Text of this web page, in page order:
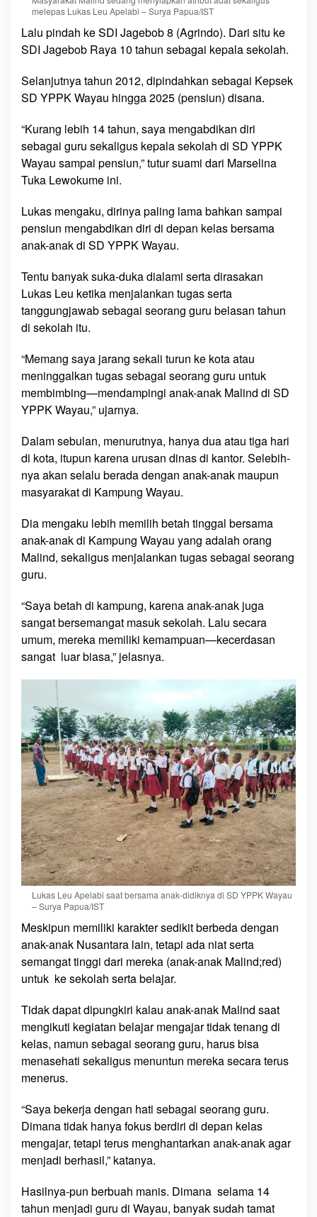
r
A
d
t
M
l
i
n
melepas Lukas Leu Apelabi – Surya Papua/IST
Lalu pindah ke SDI Jagebob 8 (Agrindo). Dari situ ke
SDI Jagebob Raya 10 tahun sebagai kepala sekolah.
Selanjutnya tahun 2012, dipindahkan sebagai Kepsek
SD YPPK Wayau hingga 2025 (pensiun) disana.
“Kurang lebih 14 tahun, saya mengabdikan diri
sebagai guru sekaligus kepala sekolah di SD YPPK
Wayau sampai pensiun,” tutur suami dari Marselina
Tuka Lewokume ini.
Lukas mengaku, dirinya paling lama bahkan sampai
pensiun mengabdikan diri di depan kelas bersama
anak-anak di SD YPPK Wayau.
Tentu banyak suka-duka dialami serta dirasakan
Lukas Leu ketika menjalankan tugas serta
tanggungjawab sebagai seorang guru belasan tahun
di sekolah itu.
“Memang saya jarang sekali turun ke kota atau
meninggalkan tugas sebagai seorang guru untuk
membimbing—mendampingi anak-anak Malind di SD
YPPK Wayau,” ujarnya.
Dalam sebulan, menurutnya, hanya dua atau tiga hari
di kota, itupun karena urusan dinas di kantor. Selebih-
nya akan selalu berada dengan anak-anak maupun
masyarakat di Kampung Wayau.
Dia mengaku lebih memilih betah tinggal bersama
anak-anak di Kampung Wayau yang adalah orang
Malind, sekaligus menjalankan tugas sebagai seorang
guru.
“Saya betah di kampung, karena anak-anak juga
sangat bersemangat masuk sekolah. Lalu secara
umum, mereka memiliki kemampuan—kecerdasan
sangat luar biasa,” jelasnya.
Lukas Leu Apelabi saat bersama anak-didiknya di SD YPPK Wayau
– Surya Papua/IST
Meskipun memiliki karakter sedikit berbeda dengan
anak-anak Nusantara lain, tetapi ada niat serta
semangat tinggi dari mereka (anak-anak Malind;red)
untuk ke sekolah serta belajar.
Tidak dapat dipungkiri kalau anak-anak Malind saat
mengikuti kegiatan belajar mengajar tidak tenang di
kelas, namun sebagai seorang guru, harus bisa
menasehati sekaligus menuntun mereka secara terus
menerus.
“Saya bekerja dengan hati sebagai seorang guru.
Dimana tidak hanya fokus berdiri di depan kelas
mengajar, tetapi terus menghantarkan anak-anak agar
menjadi berhasil,” katanya.
Hasilnya-pun berbuah manis. Dimana selama 14
tahun menjadi guru di Wayau, banyak sudah tamat